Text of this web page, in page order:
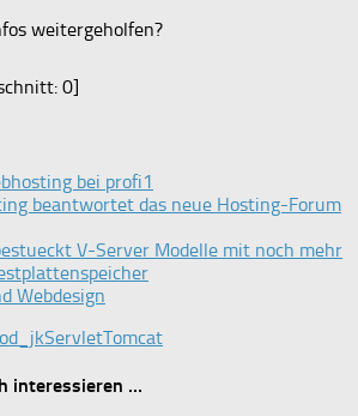
weitergeholfen?
0]
bei profi1
beantwortet das neue Hosting-Forum
V-Server Modelle mit noch mehr
Webdesign
ServletTomcat
interessieren …